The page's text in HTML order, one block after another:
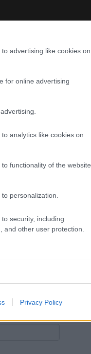
advertising like cookies on
for online advertising
analytics like cookies on
functionality of the website
personalization.
security, including
and other user protection.
Privacy Policy
επίθεση.